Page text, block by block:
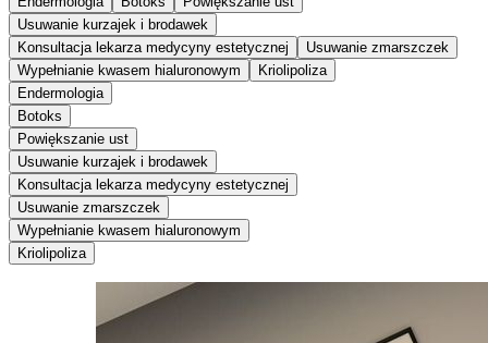
Usuwanie kurzajek i brodawek
Konsultacja lekarza medycyny estetycznej
Usuwanie zmarszczek
Wypełnianie kwasem hialuronowym
Kriolipoliza
Endermologia
Botoks
Powiększanie ust
Usuwanie kurzajek i brodawek
Konsultacja lekarza medycyny estetycznej
Usuwanie zmarszczek
Wypełnianie kwasem hialuronowym
Kriolipoliza